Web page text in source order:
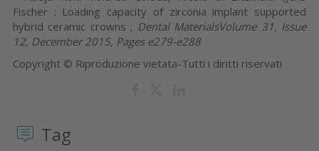
Fischer : Loading capacity of zirconia implant supported
hybrid ceramic crowns ; Dental MaterialsVolume 31, Issue
12, December 2015, Pages e279-e288
Copyright © Riproduzione vietata-Tutti i diritti riservati
Tag